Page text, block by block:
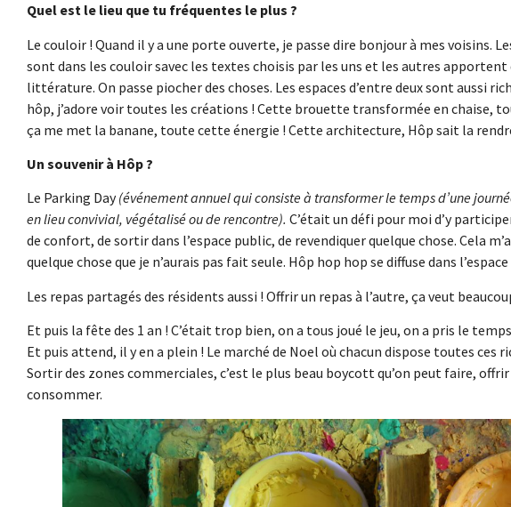
Quel est le lieu que tu fréquentes le plus ?
Le couloir ! Quand il y a une porte ouverte, je passe dire bonjour à mes voisins.
sont dans les couloir savec les textes choisis par les uns et les autres apportent
littérature. On passe piocher des choses. Les espaces d’entre deux sont aussi
hôp, j’adore voir toutes les créations ! Cette brouette transformée en chaise,
ça me met la banane, toute cette énergie ! Cette architecture, Hôp sait la
Un souvenir à Hôp ?
Le Parking Day(événement annuel qui consiste à transformer le temps d’une
en lieu convivial, végétalisé ou de rencontre). C’était un défi pour moi d’y
de confort, de sortir dans l’espace public, de revendiquer quelque chose. Cela
quelque chose que je n’aurais pas fait seule. Hôp hop hop se diffuse dans
Les repas partagés des résidents aussi ! Offrir un repas à l’autre, ça veut
Et puis la fête des 1 an ! C’était trop bien, on a tous joué le jeu, on a pris le
Et puis attend, il y en a plein ! Le marché de Noel où chacun dispose toutes ces
Sortir des zones commerciales, c’est le plus beau boycott qu’on peut faire,
consommer.